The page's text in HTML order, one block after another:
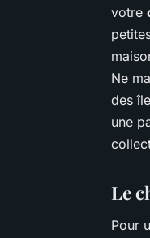
votre
Ne
des
une
Le
Pour